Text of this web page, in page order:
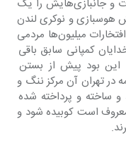
مقاومت بسته و نمی‌گذارد که حاصل زحمات و جانبازی‌هایش را یک
هوسبازی و نوکری لندن
اندازد و یک خط ننگ و بدنامی ابدی روی افتخارات میلیون‌ها مردمی
کمپانی سابق باقی
گفته‌ام که حق این بود پیش از بستن
سفارت فخیمه در تهران آن مرکز ننگ و
انگلستان را خالق خود می‌داند و ساخته و پرداخته شده
است کوبیده شود و